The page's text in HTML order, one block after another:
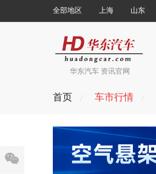
全部地区 上海 山东
华东汽车 资讯官网
首页 车市行情